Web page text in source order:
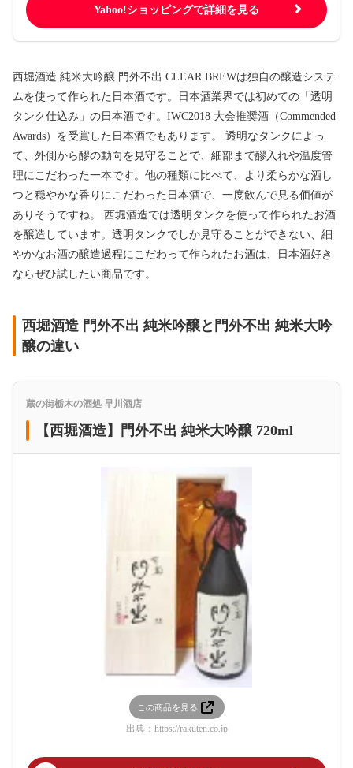
Yahoo!ショッピングで詳細を見る
西堀酒造 純米大吟醸 門外不出 CLEAR BREWは独自の醸造システ
ムを使って作られた日本酒です。日本酒業界では初めての「透明
タンク仕込み」の日本酒です。IWC2018 大会推奨酒（Commended
Awards）を受賞した日本酒でもあります。 透明なタンクによっ
て、外側から醪の動向を見守ることで、細部まで醪入れや温度管
理にこだわった一本です。他の種類に比べて、より柔らかな酒し
つと穏やかな香りにこだわった日本酒で、一度飲んで見る価値が
ありそうですね。 西堀酒造では透明タンクを使って作られたお酒
を醸造しています。透明タンクでしか見守ることができない、細
やかなお酒の醸造過程にこだわって作られたお酒は、日本酒好き
ならぜひ試したい商品です。
西堀酒造 門外不出 純米吟醸と門外不出 純米大吟
醸の違い
蔵の街栃木の酒処 早川酒店
【西堀酒造】門外不出 純米大吟醸 720ml
この商品を見る
出典： https://rakuten.co.jp